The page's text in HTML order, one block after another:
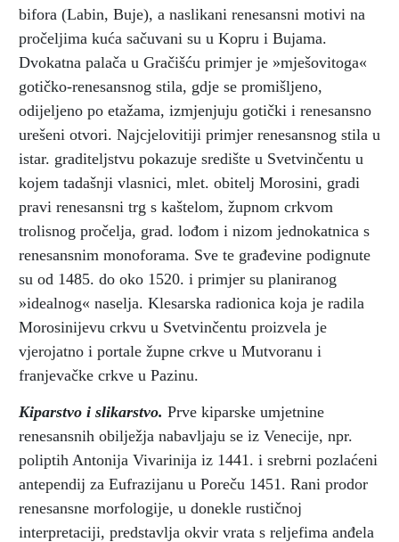
bifora (Labin, Buje), a naslikani renesansni motivi na
pročeljima kuća sačuvani su u Kopru i Bujama.
Dvokatna palača u Gračišću primjer je »mješovitoga«
gotičko-renesansnog stila, gdje se promišljeno,
odijeljeno po etažama, izmjenjuju gotički i renesansno
urešeni otvori. Najcjelovitiji primjer renesansnog stila u
istar. graditeljstvu pokazuje središte u Svetvinčentu u
kojem tadašnji vlasnici, mlet. obitelj Morosini, gradi
pravi renesansni trg s kaštelom, župnom crkvom
trolisnog pročelja, grad. lođom i nizom jednokatnica s
renesansnim monoforama. Sve te građevine podignute
su od 1485. do oko 1520. i primjer su planiranog
»idealnog« naselja. Klesarska radionica koja je radila
Morosinijevu crkvu u Svetvinčentu proizvela je
vjerojatno i portale župne crkve u Mutvoranu i
franjevačke crkve u Pazinu.
Kiparstvo i slikarstvo. Prve kiparske umjetnine
renesansnih obilježja nabavljaju se iz Venecije, npr.
poliptih Antonija Vivarinija iz 1441. i srebrni pozlaćeni
antependij za Eufrazijanu u Poreču 1451. Rani prodor
renesansne morfologije, u donekle rustičnoj
interpretaciji, predstavlja okvir vrata s reljefima anđela